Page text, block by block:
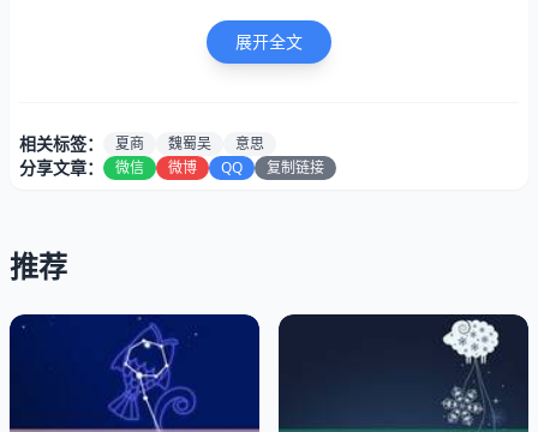
三分魏蜀吴，两晋前后延， 是什么意思
展开全文
相关标签： 夏商 魏蜀吴 意思
分享文章： 微信 微博 QQ 复制链接
推荐